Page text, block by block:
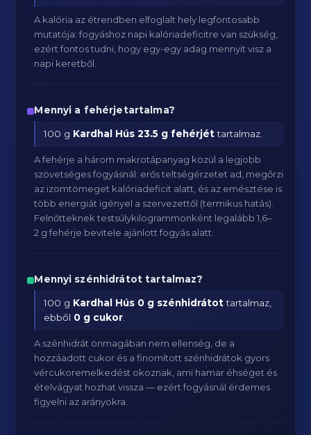
A kalória az étrendben elfoglalt hely legfontosabb
mutatója: fogyáshoz napi kalóriadeficitre van szükség,
ezért fontos tudni, hogy egy-egy adag mennyit visz a
napi keretből.
Mennyi a fehérjetartalma?
100 g Kardhal Hús 23.5 g fehérjéttartalmaz.
A fehérje a három makrotápanyag közül a legjobb
szövetséges fogyásnál: erős teltségérzetet ad, megőrzi
az izomtömeget kalóriadeficit alatt, és az emésztése is
több energiát igényel a szervezettől (termikus hatás).
Felnőtteknek testsúlykilogrammonként legalább 1,6–
2 g fehérje bevitele ajánlott fogyás alatt.
Mennyi szénhidrátot tartalmaz?
100 g Kardhal Hús 0 g szénhidrátottartalmaz,
ebből 0 g cukor
A szénhidrát önmagában nem ellenség, de a
hozzáadott cukor és a finomított szénhidrátok gyors
vércukoremelkedést okoznak, ami hamar éhséget és
ételvágyat hozhat vissza — ezért fogyásnál érdemes
figyelni az arányokra.